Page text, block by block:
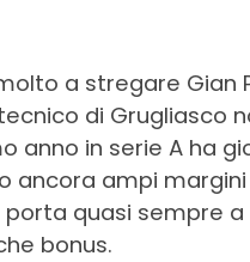
a stregare Gian
di Grugliasco
anno in serie A ha
ancora ampi
quasi sempre
bonus.